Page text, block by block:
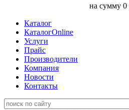
на сумму 0
Каталог
КаталогOnline
Услуги
Прайс
Производители
Компания
Новости
Контакты